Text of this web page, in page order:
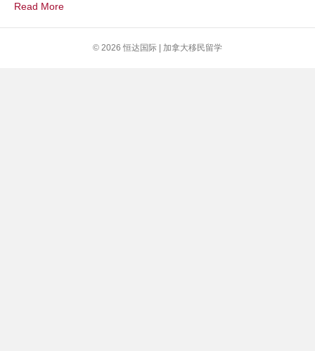
出
Read More
© 2026 恒达国际 | 加拿大移民留学